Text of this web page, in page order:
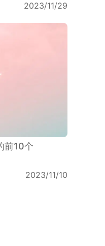
2023/11/29
前10个
2023/11/10